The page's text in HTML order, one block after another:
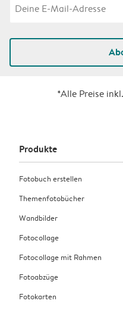
*Alle Preise
Produkte
Fotobuch erstellen
Themenfotobücher
Wandbilder
Fotocollage
Fotocollage mit Rahmen
Fotoabzüge
Fotokarten